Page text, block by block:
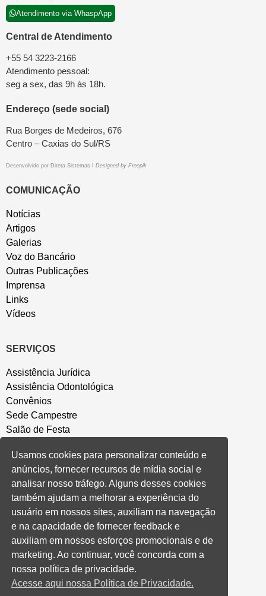
Atendimento via WhaspApp
Central de Atendimento
+55 54 3223-2166
Atendimento pessoal:
seg a sex, das 9h às 18h.
Endereço (sede social)
Rua Borges de Medeiros, 676
Centro – Caxias do Sul/RS
Desenvolvido por Direta Sistemas Designed by Freepik
COMUNICAÇÃO
Notícias
Artigos
Galerias
Voz do Bancário
Outras Publicações
Imprensa
Links
Vídeos
SERVIÇOS
Assistência Jurídica
Assistência Odontológica
Convênios
Sede Campestre
Salão de Festa
CONVENÇÃO COLETIVA E ACORDOS
Convenções Coletivas
Banco do Brasil
Caixa Econômica Federal
Banrisul
Privados
Aditivos RS
Cooperativas e Financeiras
Usamos cookies para personalizar conteúdo e
anúncios, fornecer recursos de mídia social e
analisar nosso tráfego. Alguns desses cookies
também ajudam a melhorar a experiência do
usuário em nossos sites, auxiliam na navegação
e na capacidade de fornecer feedback e
auxiliam em nossos esforços promocionais e de
marketing. Ao continuar, você concorda com a
nossa política de privacidade.
Acesse aqui nossa Política de Privacidade.